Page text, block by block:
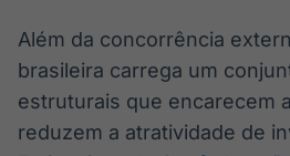
Além da concorrência
brasileira carrega um
estruturais que encarecem
reduzem a atratividade de